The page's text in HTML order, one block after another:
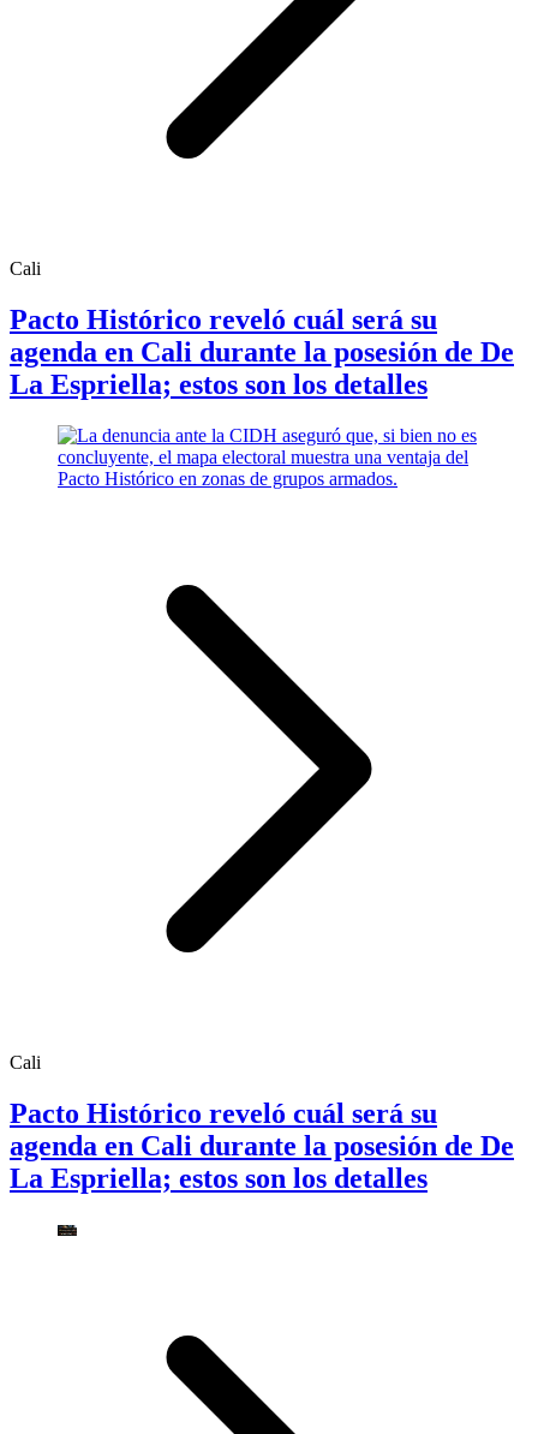
Cali
Pacto Histórico reveló cuál será su
agenda en Cali durante la posesión de De
La Espriella; estos son los detalles
Cali
Pacto Histórico reveló cuál será su
agenda en Cali durante la posesión de De
La Espriella; estos son los detalles